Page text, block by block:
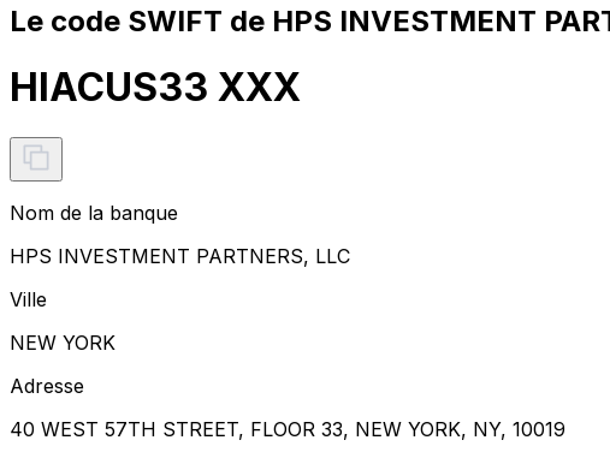
Le code SWIFT de HPS INVESTMENT
HIACUS33 XXX
Nom de la banque
HPS INVESTMENT PARTNERS, LLC
Ville
NEW YORK
Adresse
40 WEST 57TH STREET, FLOOR 33, NEW YORK, NY, 10019